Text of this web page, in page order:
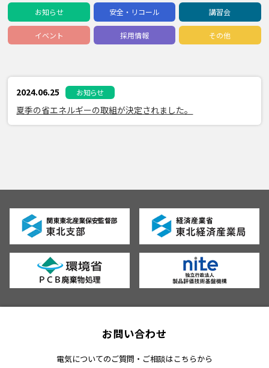
お知らせ 安全・リコール 講習会
イベント 採用情報 その他
2024.06.25 お知らせ
夏季の省エネルギーの取組が決定されました。
お問い合わせ
電気についてのご質問・ご相談はこちらから